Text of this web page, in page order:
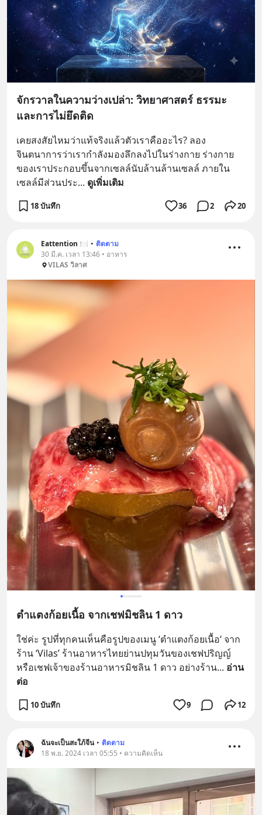
จักรวาลในความว่างเปล่า: วิทยาศาสตร์ ธรรมะ
และการไม่ยึดติด
เคยสงสัยไหมว่าแท้จริงแล้วตัวเราคืออะไร? ลอง
จินตนาการว่าเรากำลังมองลึกลงไปในร่างกาย ร่างกาย
ของเราประกอบขึ้นจากเซลล์นับล้านล้านเซลล์ ภายใน
เซลล์มีส่วนประ... ดูเพิ่มเติม
18 บันทึก 36 2 20
Eattention 🍽 • ติดตาม
30 มี.ค. เวลา 13:46 • อาหาร
VILAS วิลาศ
ตำแตงก้อยเนื้อ จากเชฟมิชลิน 1 ดาว
ใช่ค่ะ รูปที่ทุกคนเห็นคือรูปของเมนู ‘ตำแตงก้อยเนื้อ‘ จาก
ร้าน ‘Vilas’ ร้านอาหารไทยย่านปทุมวันของเชฟปริญญ์
หรือเชฟเจ้าของร้านอาหารมิชลิน 1 ดาว อย่างร้าน... อ่าน
ต่อ
10 บันทึก 9 12
ฉันจะเป็นสะใภ้จีน • ติดตาม
18 พ.ย. 2024 เวลา 05:55 • ความคิดเห็น